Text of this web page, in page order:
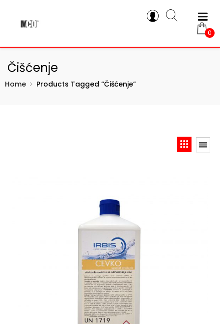
0
Čišćenje
Home Products Tagged “čišćenje”